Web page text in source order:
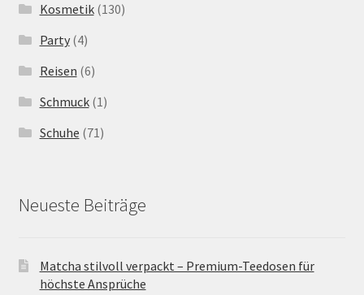
Kosmetik(130)
Party(4)
Reisen (6)
Schmuck(1)
Schuhe (71)
Neueste Beiträge
Matcha stilvoll verpackt – Premium-Teedosen für
höchste Ansprüche